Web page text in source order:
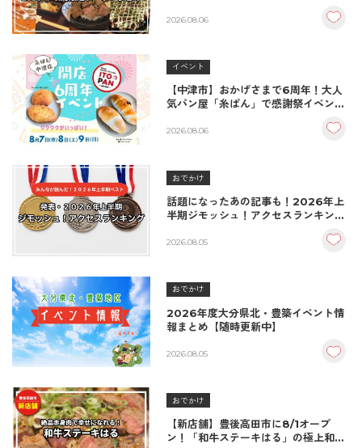
2026.08.06
イベント
【中津市】おかげさまで6周年！大人
気パン屋「糸ぱん」で感謝祭イベント
♪（8/7〜8/9）
2026.08.06
おでかけ
話題になったあの記事も！2026年上
半期ジモッシュ！アクセスランキング
2026.08.05
おでかけ
2026年度大分県北・豊築イベント情
報まとめ【随時更新中】
2026.08.05
おでかけ
【新店舗】豊後高田市に8/1オープ
ン！「和牛ステーキはる」の極上和牛